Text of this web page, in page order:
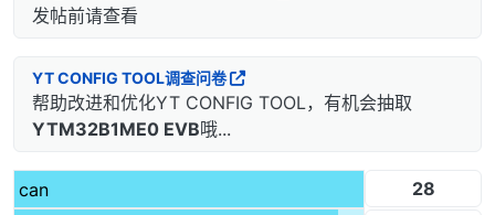
发帖前请查看
YT CONFIG TOOL调查问卷
帮助改进和优化YT CONFIG TOOL，有机会抽取
YTM32B1ME0 EVB哦...
can
28